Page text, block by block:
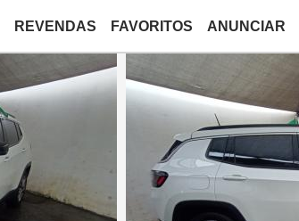
REVENDAS FAVORITOS ANUNCIAR